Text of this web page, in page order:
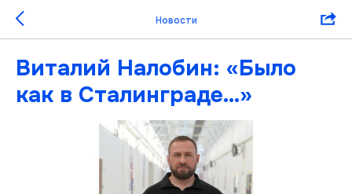
Новости
Виталий Налобин: «Было
как в Сталинграде…»